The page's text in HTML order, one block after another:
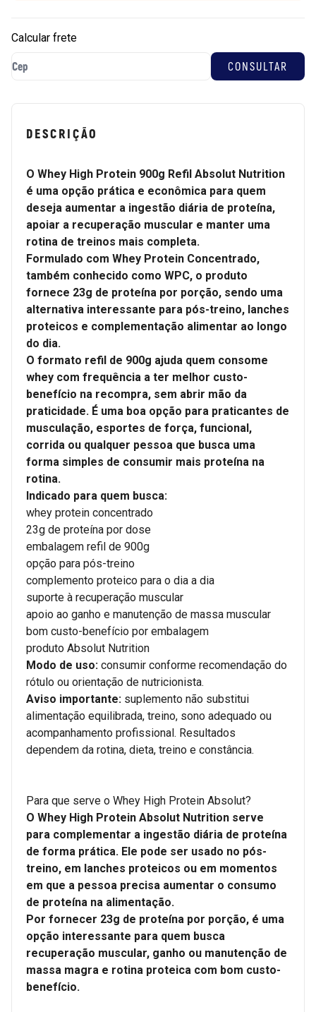
Calcular frete
DESCRIÇÃO
O Whey High Protein 900g Refil Absolut Nutrition
é uma opção prática e econômica para quem
deseja aumentar a ingestão diária de proteína,
apoiar a recuperação muscular e manter uma
rotina de treinos mais completa.
Formulado com Whey Protein Concentrado,
também conhecido como WPC, o produto
fornece 23g de proteína por porção, sendo uma
alternativa interessante para pós-treino, lanches
proteicos e complementação alimentar ao longo
do dia.
O formato refil de 900g ajuda quem consome
whey com frequência a ter melhor custo-
benefício na recompra, sem abrir mão da
praticidade. É uma boa opção para praticantes de
musculação, esportes de força, funcional,
corrida ou qualquer pessoa que busca uma
forma simples de consumir mais proteína na
rotina.
Indicado para quem busca:
whey protein concentrado
23g de proteína por dose
embalagem refil de 900g
opção para pós-treino
complemento proteico para o dia a dia
suporte à recuperação muscular
apoio ao ganho e manutenção de massa muscular
bom custo-benefício por embalagem
produto Absolut Nutrition
Modo de uso: consumir conforme recomendação do
rótulo ou orientação de nutricionista.
Aviso importante: suplemento não substitui
alimentação equilibrada, treino, sono adequado ou
acompanhamento profissional. Resultados
dependem da rotina, dieta, treino e constância.
Para que serve o Whey High Protein Absolut?
O Whey High Protein Absolut Nutrition serve
para complementar a ingestão diária de proteína
de forma prática. Ele pode ser usado no pós-
treino, em lanches proteicos ou em momentos
em que a pessoa precisa aumentar o consumo
de proteína na alimentação.
Por fornecer 23g de proteína por porção, é uma
opção interessante para quem busca
recuperação muscular, ganho ou manutenção de
massa magra e rotina proteica com bom custo-
benefício.